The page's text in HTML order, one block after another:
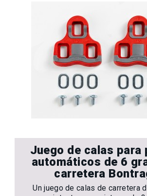
Juego de calas para
automáticos de 6
carretera
Un juego de calas de carretera